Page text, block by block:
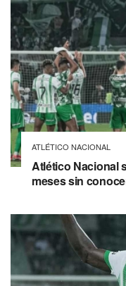
ATLÉTICO NACIONAL
Atlético Nacional
meses sin